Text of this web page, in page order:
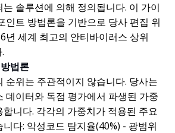
솔루션에 의해 정의됩니다. 이 가이
인트 방법론을 기반으로 당사 편집 위
년 세계 최고의 안티바이러스 상위
법론
순위는 주관적이지 않습니다. 당사는
데이터와 독점 평가에서 파생된 가중
니다. 각각의 가중치가 적용된 주요
다: 악성코드 탐지율(40%) - 광범위